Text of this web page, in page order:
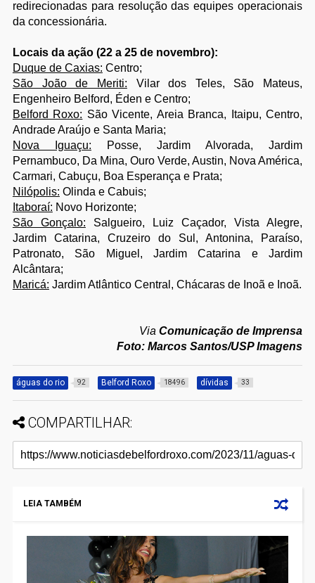
redirecionadas para resolução das equipes operacionais
da concessionária.
Locais da ação (22 a 25 de novembro):
Duque de Caxias: Centro;
São João de Meriti: Vilar dos Teles, São Mateus,
Engenheiro Belford, Éden e Centro;
Belford Roxo: São Vicente, Areia Branca, Itaipu, Centro,
Andrade Araújo e Santa Maria;
Nova Iguaçu: Posse, Jardim Alvorada, Jardim
Pernambuco, Da Mina, Ouro Verde, Austin, Nova América,
Carmari, Cabuçu, Boa Esperança e Prata;
Nilópolis: Olinda e Cabuis;
Itaboraí: Novo Horizonte;
São Gonçalo: Salgueiro, Luiz Caçador, Vista Alegre,
Jardim Catarina, Cruzeiro do Sul, Antonina, Paraíso,
Patronato, São Miguel, Jardim Catarina e Jardim
Alcântara;
Maricá: Jardim Atlântico Central, Chácaras de Inoã e Inoã.
ViaComunicação de Imprensa
Foto: Marcos Santos/USP Imagens
águas do rio 92 Belford Roxo 18496 dívidas 33
COMPARTILHAR:
LEIA TAMBÉM